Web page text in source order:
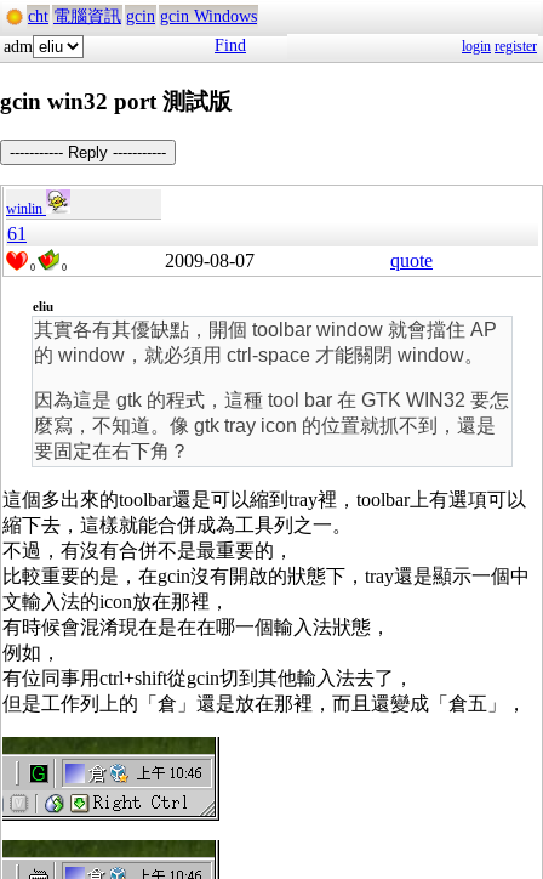
cht 電腦資訊 gcin gcin Windows
adm
Find login register
gcin win32 port 測試版
----------- Reply -----------
winlin
61
0 0 2009-08-07 quote
eliu
其實各有其優缺點，開個 toolbar window 就會擋住 AP
的 window，就必須用 ctrl-space 才能關閉 window。
因為這是 gtk 的程式，這種 tool bar 在 GTK WIN32 要怎
麼寫，不知道。像 gtk tray icon 的位置就抓不到，還是
要固定在右下角？
這個多出來的toolbar還是可以縮到tray裡，toolbar上有選項可以
縮下去，這樣就能合併成為工具列之一。
不過，有沒有合併不是最重要的，
比較重要的是，在gcin沒有開啟的狀態下，tray還是顯示一個中
文輸入法的icon放在那裡，
有時候會混淆現在是在在哪一個輸入法狀態，
例如，
有位同事用ctrl+shift從gcin切到其他輸入法去了，
但是工作列上的「倉」還是放在那裡，而且還變成「倉五」，